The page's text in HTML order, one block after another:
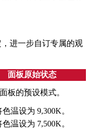
进一步自订专属的观
面板原始状态
面板的预设模式。
色温设为 9,300K。
色温设为 7,500K。